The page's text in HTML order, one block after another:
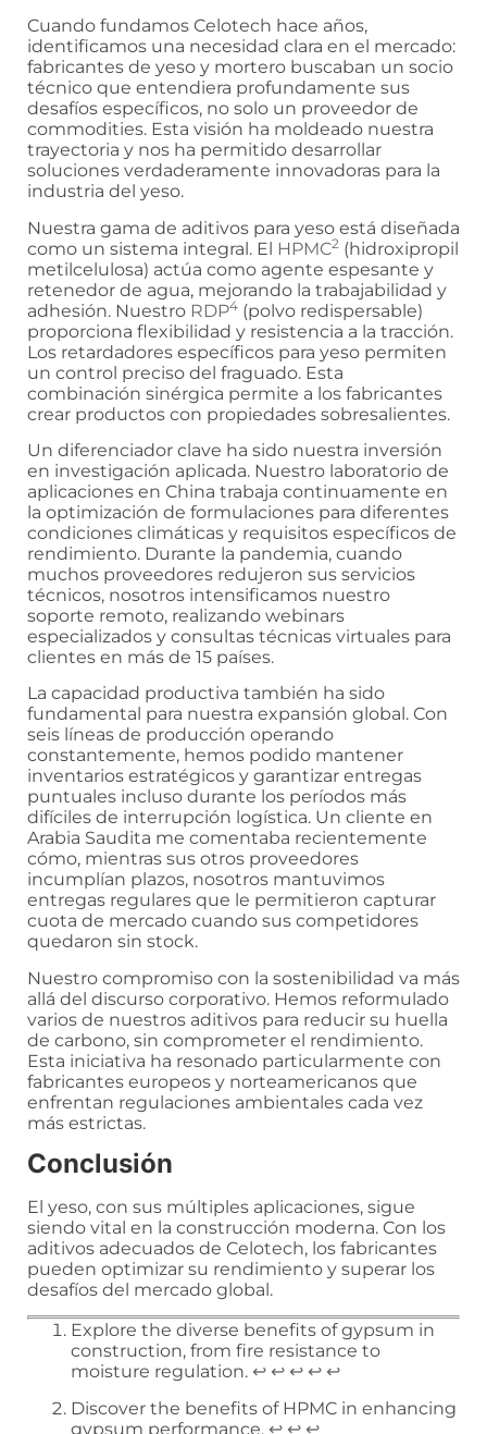
Cuando fundamos Celotech hace años,
identificamos una necesidad clara en el mercado:
fabricantes de yeso y mortero buscaban un socio
técnico que entendiera profundamente sus
desafíos específicos, no solo un proveedor de
commodities. Esta visión ha moldeado nuestra
trayectoria y nos ha permitido desarrollar
soluciones verdaderamente innovadoras para la
industria del yeso.
Nuestra gama de aditivos para yeso está diseñada
como un sistema integral. El HPMC2 (hidroxipropil
metilcelulosa) actúa como agente espesante y
retenedor de agua, mejorando la trabajabilidad y
adhesión. Nuestro RDP4 (polvo redispersable)
proporciona flexibilidad y resistencia a la tracción.
Los retardadores específicos para yeso permiten
un control preciso del fraguado. Esta
combinación sinérgica permite a los fabricantes
crear productos con propiedades sobresalientes.
Un diferenciador clave ha sido nuestra inversión
en investigación aplicada. Nuestro laboratorio de
aplicaciones en China trabaja continuamente en
la optimización de formulaciones para diferentes
condiciones climáticas y requisitos específicos de
rendimiento. Durante la pandemia, cuando
muchos proveedores redujeron sus servicios
técnicos, nosotros intensificamos nuestro
soporte remoto, realizando webinars
especializados y consultas técnicas virtuales para
clientes en más de 15 países.
La capacidad productiva también ha sido
fundamental para nuestra expansión global. Con
seis líneas de producción operando
constantemente, hemos podido mantener
inventarios estratégicos y garantizar entregas
puntuales incluso durante los períodos más
difíciles de interrupción logística. Un cliente en
Arabia Saudita me comentaba recientemente
cómo, mientras sus otros proveedores
incumplían plazos, nosotros mantuvimos
entregas regulares que le permitieron capturar
cuota de mercado cuando sus competidores
quedaron sin stock.
Nuestro compromiso con la sostenibilidad va más
allá del discurso corporativo. Hemos reformulado
varios de nuestros aditivos para reducir su huella
de carbono, sin comprometer el rendimiento.
Esta iniciativa ha resonado particularmente con
fabricantes europeos y norteamericanos que
enfrentan regulaciones ambientales cada vez
más estrictas.
Conclusión
El yeso, con sus múltiples aplicaciones, sigue
siendo vital en la construcción moderna. Con los
aditivos adecuados de Celotech, los fabricantes
pueden optimizar su rendimiento y superar los
desafíos del mercado global.
Explore the diverse benefits of gypsum in
construction, from fire resistance to
moisture regulation. ↩ ↩ ↩ ↩ ↩
Discover the benefits of HPMC in enhancing
gypsum performance. ↩ ↩ ↩